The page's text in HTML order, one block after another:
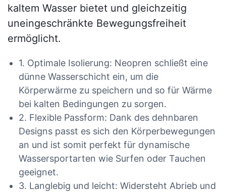
kaltem Wasser bietet und gleichzeitig
uneingeschränkte Bewegungsfreiheit
ermöglicht.
1. Optimale Isolierung: Neopren schließt eine
dünne Wasserschicht ein, um die
Körperwärme zu speichern und so für Wärme
bei kalten Bedingungen zu sorgen.
2. Flexible Passform: Dank des dehnbaren
Designs passt es sich den Körperbewegungen
an und ist somit perfekt für dynamische
Wassersportarten wie Surfen oder Tauchen
geeignet.
3. Langlebig und leicht: Widersteht Abrieb und